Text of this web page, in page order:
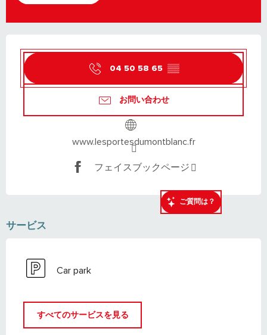
ご質問は？
04 50 58 65 ▒▒
お問い合わせ
www.lesportesdumontblanc.fr
フェイスブックページ
サービス
Car park
すべてのサービスを見る